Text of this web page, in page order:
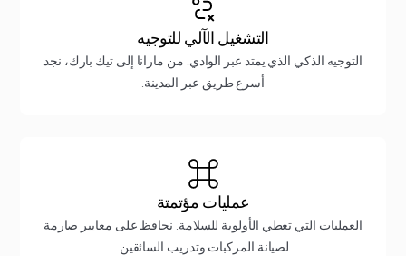
التشغيل الآلي للتوجيه
التوجيه الذكي الذي يمتد عبر الوادي. من مارانا إلى تيك بارك، نجد
أسرع طريق عبر المدينة.
عمليات مؤتمتة
العمليات التي تعطي الأولوية للسلامة. نحافظ على معايير صارمة
لصيانة المركبات وتدريب السائقين.